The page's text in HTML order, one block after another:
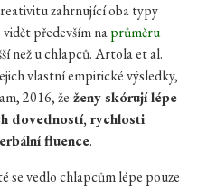
zahrnující oba typy
především naprůměru
než u chlapců. Artola et al.
vlastní empirické výsledky,
2016, že ženy skórují lépe
dovedností, rychlosti
fluence.
se vedlo chlapcům lépe pouze